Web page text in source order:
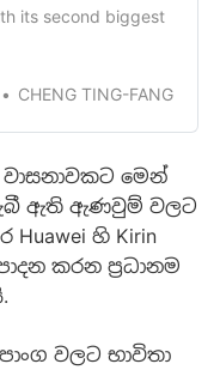
its second biggest
CHENG TING-FANG
වාසනාවකට මෙන්
ඇති ඇණවුම් වලට
හි Kirin
කරන ප්‍රධානම
වලට භාවිතා